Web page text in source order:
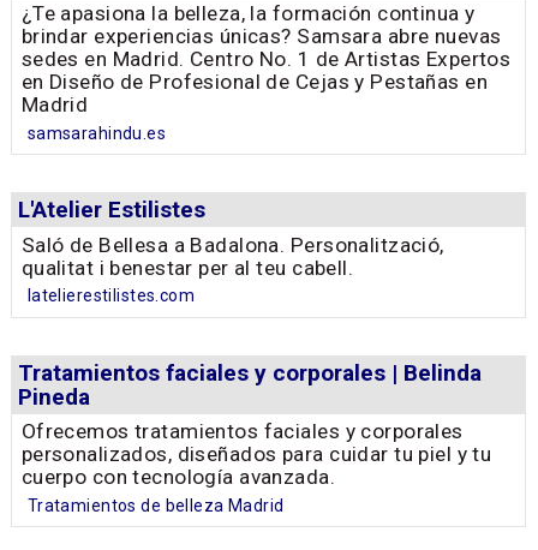
¿Te apasiona la belleza, la formación continua y
brindar experiencias únicas? Samsara abre nuevas
sedes en Madrid. Centro No. 1 de Artistas Expertos
en Diseño de Profesional de Cejas y Pestañas en
Madrid
samsarahindu.es
L'Atelier Estilistes
Saló de Bellesa a Badalona. Personalització,
qualitat i benestar per al teu cabell.
latelierestilistes.com
Tratamientos faciales y corporales | Belinda
Pineda
Ofrecemos tratamientos faciales y corporales
personalizados, diseñados para cuidar tu piel y tu
cuerpo con tecnología avanzada.
Tratamientos de belleza Madrid